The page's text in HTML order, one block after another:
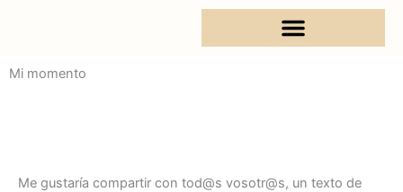
Mi momento
Me gustaría compartir con tod@s vosotr@s, un texto de